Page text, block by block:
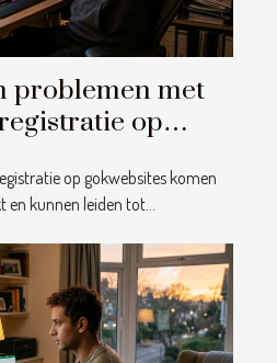
problemen met
op
op te lossen
op gokwebsites komen
en kunnen leiden tot...